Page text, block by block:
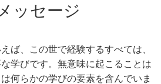
ッセージ
ば、この世で経験するすべては、
学びです。無意味に起こることは
何らかの学びの要素を含んでいま